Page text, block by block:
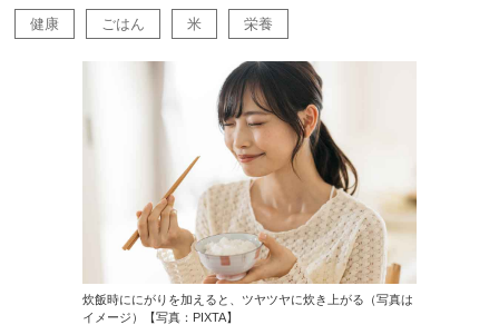
健康 ごはん 米 栄養
炊飯時ににがりを加えると、ツヤツヤに炊き上がる（写真は
イメージ）【写真：PIXTA】